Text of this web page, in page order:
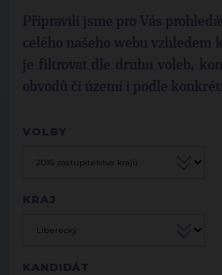
Připravili jsme pro Vás
celého našeho webu vzhledem
je filtrovat dle druhu voleb,
obvodů či území i podle
VOLBY
KRAJ
KANDIDÁT